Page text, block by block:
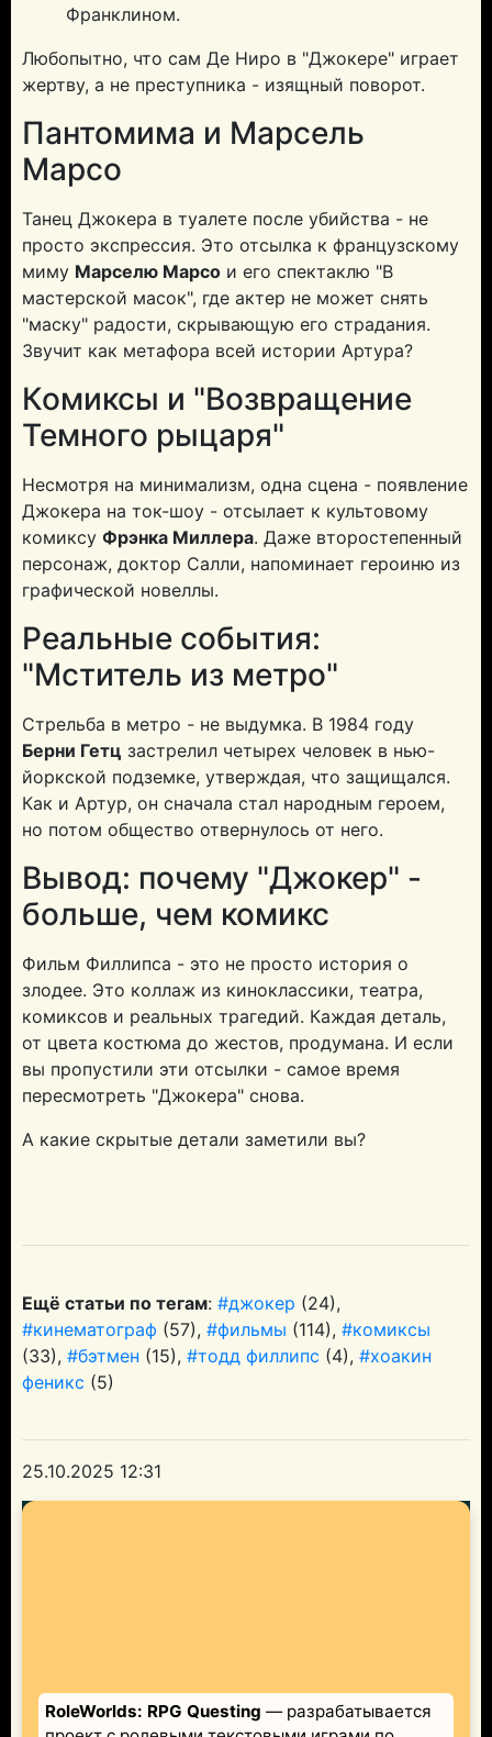
Франклином.
Любопытно, что сам Де Ниро в "Джокере" играет
жертву, а не преступника - изящный поворот.
Пантомима и Марсель
Марсо
Танец Джокера в туалете после убийства - не
просто экспрессия. Это отсылка к французскому
миму Марселю Марсо и его спектаклю "В
мастерской масок", где актер не может снять
"маску" радости, скрывающую его страдания.
Звучит как метафора всей истории Артура?
Комиксы и "Возвращение
Темного рыцаря"
Несмотря на минимализм, одна сцена - появление
Джокера на ток-шоу - отсылает к культовому
комиксу Фрэнка Миллера. Даже второстепенный
персонаж, доктор Салли, напоминает героиню из
графической новеллы.
Реальные события:
"Мститель из метро"
Стрельба в метро - не выдумка. В 1984 году
Берни Гетц застрелил четырех человек в нью-
йоркской подземке, утверждая, что защищался.
Как и Артур, он сначала стал народным героем,
но потом общество отвернулось от него.
Вывод: почему "Джокер" -
больше, чем комикс
Фильм Филлипса - это не просто история о
злодее. Это коллаж из киноклассики, театра,
комиксов и реальных трагедий. Каждая деталь,
от цвета костюма до жестов, продумана. И если
вы пропустили эти отсылки - самое время
пересмотреть "Джокера" снова.
А какие скрытые детали заметили вы?
Ещё статьи по тегам: #джокер (24),
#кинематограф (57), #фильмы (114), #комиксы
(33), #бэтмен (15), #тодд филлипс (4), #хоакин
феникс (5)
25.10.2025 12:31
RoleWorlds: RPG Questing — разрабатывается